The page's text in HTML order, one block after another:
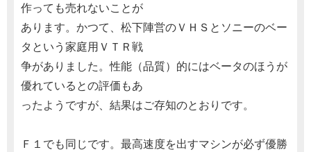
作っても売れないことが
あります。かつて、松下陣営のＶＨＳとソニーのベー
タという家庭用ＶＴＲ戦
争がありました。性能（品質）的にはベータのほうが
優れているとの評価もあ
ったようですが、結果はご存知のとおりです。
Ｆ１でも同じです。最高速度を出すマシンが必ず優勝